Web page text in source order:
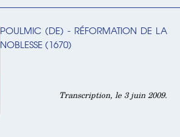
POULMIC (DE) - RÉFORMATION DE LA
NOBLESSE (1670)
Transcription, le 3 juin 2009.